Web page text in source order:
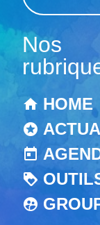
Nos
HOME